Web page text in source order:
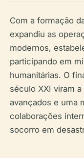
Com a formação
expandiu as
modernos,
participando em
humanitárias. O
século XXI viram
avançados e uma
colaborações
socorro em